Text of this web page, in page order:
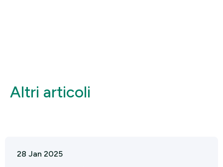
Altri articoli
28 Jan 2025